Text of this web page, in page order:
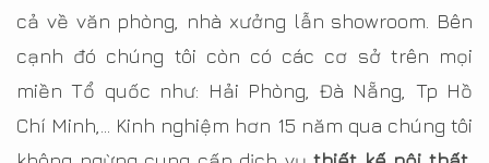
cả về văn phòng, nhà xưởng lẫn showroom. Bên
cạnh đó chúng tôi còn có các cơ sở trên mọi
miền Tổ quốc như: Hải Phòng, Đà Nẵng, Tp Hồ
Chí Minh,… Kinh nghiệm hơn 15 năm qua chúng tôi